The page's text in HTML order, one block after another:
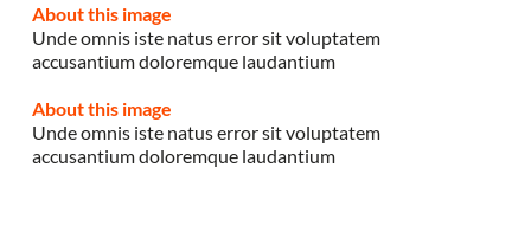
About this image
Unde omnis iste natus error sit voluptatem
accusantium doloremque laudantium
About this image
Unde omnis iste natus error sit voluptatem
accusantium doloremque laudantium